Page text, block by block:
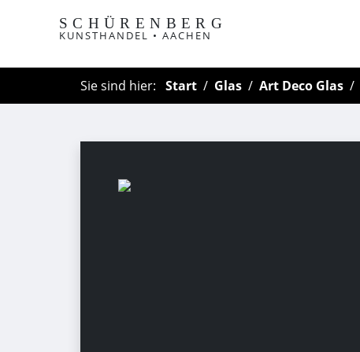
SCHÜRENBERG
KUNSTHANDEL • AACHEN
Sie sind hier: Start Glas Art Deco Glas